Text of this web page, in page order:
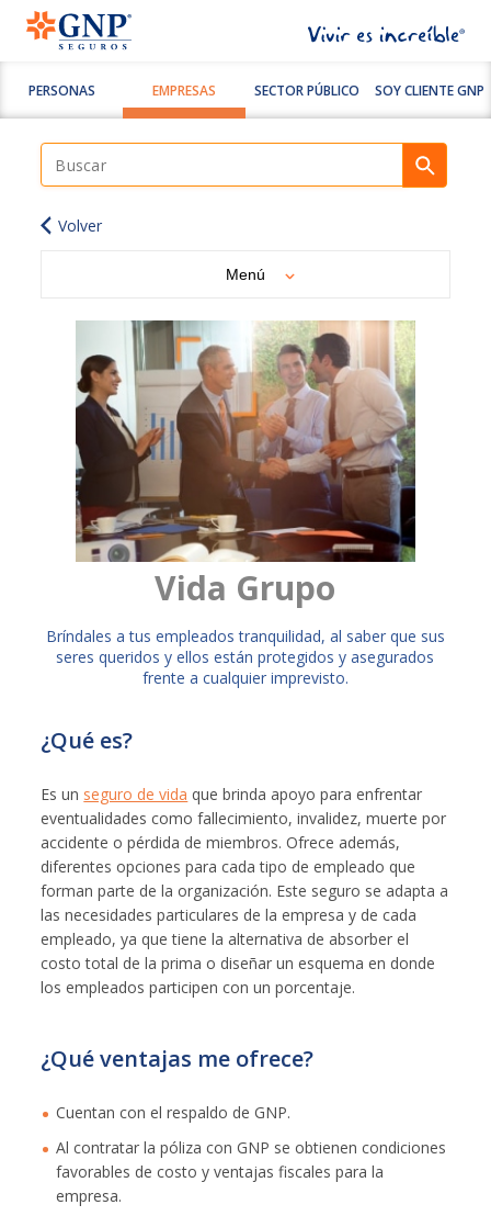
PERSONAS EMPRESAS SECTOR PÚBLICO SOY CLIENTE GNP
Volver
Menú
Vida Grupo
​Bríndales a tus empleados tranquilidad, al saber que sus
seres queridos y ellos están protegidos y asegurados
frente a cualquier imprevisto.
¿Qué es?
Es un seguro de vida que brinda apoyo para enfrentar
eventualidades como fallecimiento, invalidez, muerte por
accidente o pérdida de miembros. Ofrece además,
diferentes opciones para cada tipo de empleado que
forman parte de la organización. Este seguro se adapta a
las necesidades particulares de la empresa y de cada
empleado, ya que tiene la alternativa de absorber el
costo total de la prima o diseñar un esquema en donde
los empleados participen con un porcentaje.
¿Qué ventajas me ofrece?
Cuentan con el respaldo de GNP.
Al contratar la póliza con GNP se obtienen condiciones
favorables de costo y ventajas fiscales para la
empresa.